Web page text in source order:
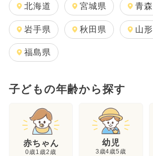
北海道 宮城県 青
岩手県 秋田県 山
福島県
子どもの年齢から探す
赤ちゃん
0歳1歳2歳
幼児
3歳4歳5歳